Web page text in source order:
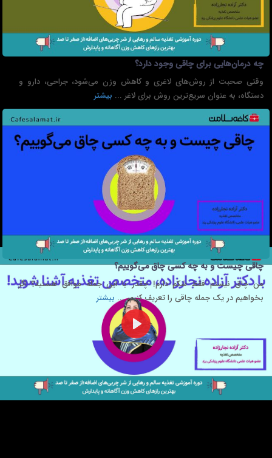
چه درمان‌هایی برای چاقی وجود دارد؟
وقتی صحبت از روش‌های لاغری و کاهش وزن می‌شود، جراحی، دارو و
دستگاه، به عنوان سریع‌ترین روش برای لاغر ... بیشتر
چاقی چیست و به چه کسی چاق می‌گوییم؟
من چاق نیستم فقط شکم دارم! چقدر با این جمله موافق هستید؟ اگر
بخواهیم در یک جمله چاقی را تعریف کنیم، ... بیشتر